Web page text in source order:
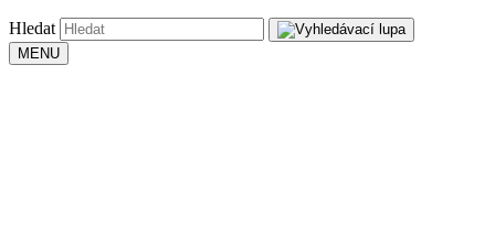
Hledat
MENU